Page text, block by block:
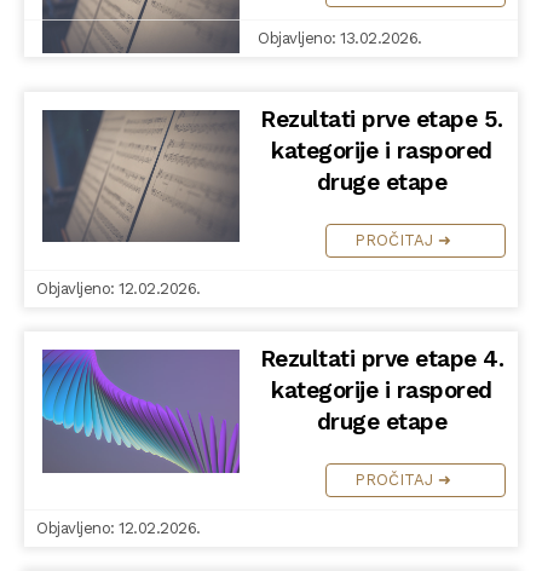
Objavljeno: 13.02.2026.
Rezultati prve etape 5.
kategorije i raspored
druge etape
PROČITAJ ➜
Objavljeno: 12.02.2026.
Rezultati prve etape 4.
kategorije i raspored
druge etape
PROČITAJ ➜
Objavljeno: 12.02.2026.